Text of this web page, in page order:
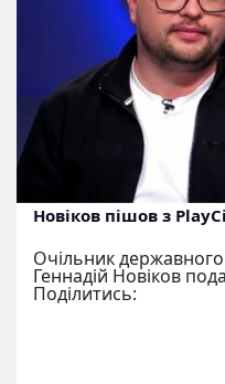
Новіков пішов з
Очільник
Геннадій Новіков
Поділитись: